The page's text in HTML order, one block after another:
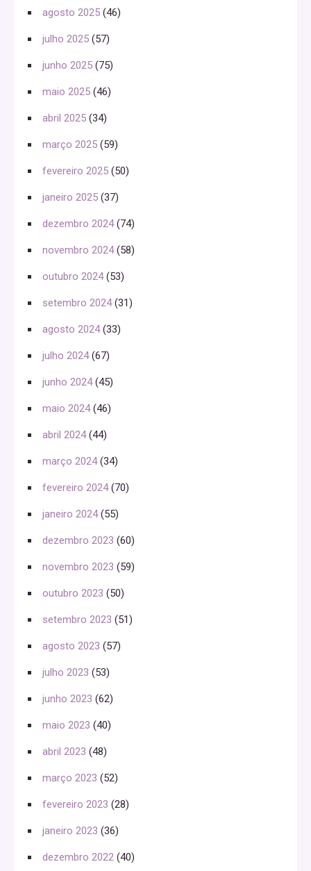
agosto 2025 (46)
julho 2025 (57)
junho 2025 (75)
maio 2025 (46)
abril 2025 (34)
março 2025 (59)
fevereiro 2025 (50)
janeiro 2025 (37)
dezembro 2024(74)
novembro 2024(58)
outubro 2024(53)
setembro 2024(31)
agosto 2024(33)
julho 2024(67)
junho 2024(45)
maio 2024(46)
abril 2024(44)
março 2024(34)
fevereiro 2024(70)
janeiro 2024(55)
dezembro 2023 (60)
novembro 2023 (59)
outubro 2023 (50)
setembro 2023 (51)
agosto 2023 (57)
julho 2023 (53)
junho 2023 (62)
maio 2023 (40)
abril 2023 (48)
março 2023 (52)
fevereiro 2023 (28)
janeiro 2023 (36)
dezembro 2022 (40)